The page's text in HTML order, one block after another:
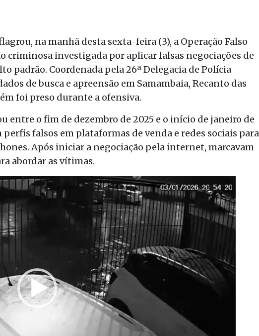
na manhã desta sexta-feira (3), a Operação Falso
criminosa investigada por aplicar falsas negociações de
padrão. Coordenada pela 26ª Delegacia de Polícia
de busca e apreensão em Samambaia, Recanto das
foi preso durante a ofensiva.
entre o fim de dezembro de 2025 e o início de janeiro de
perfis falsos em plataformas de venda e redes sociais para
Após iniciar a negociação pela internet, marcavam
abordar as vítimas.